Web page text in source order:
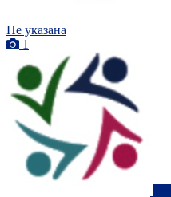
Не указана
1